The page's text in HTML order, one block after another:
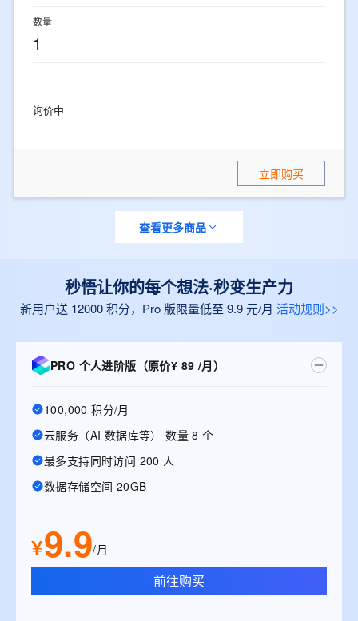
数量
1
询价中
立即购买
查看更多商品
秒悟让你的每个想法·秒变生产力
新用户送 12000 积分，Pro 版限量低至 9.9 元/月 活动规则>>
PRO 个人进阶版（原价¥ 89 /月）
100,000 积分/月
云服务（AI 数据库等） 数量 8 个
最多支持同时访问 200 人
数据存储空间 20GB
¥9.9/月
前往购买